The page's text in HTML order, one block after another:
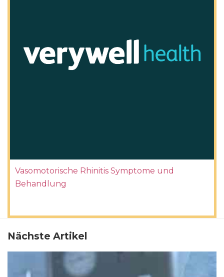
Vasomotorische Rhinitis Symptome und
Behandlung
Nächste Artikel